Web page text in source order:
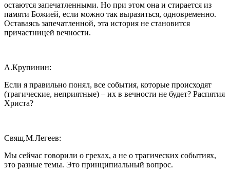
остаются запечатленными. Но при этом она и стирается из
памяти Божией, если можно так выразиться, одновременно.
Оставаясь запечатленной, эта история не становится
причастницей вечности.
А.Крупинин:
Если я правильно понял, все события, которые происходят
(трагические, неприятные) – их в вечности не будет? Распятия
Христа?
Свящ.М.Легеев:
Мы сейчас говорили о грехах, а не о трагических событиях,
это разные темы. Это принципиальный вопрос.